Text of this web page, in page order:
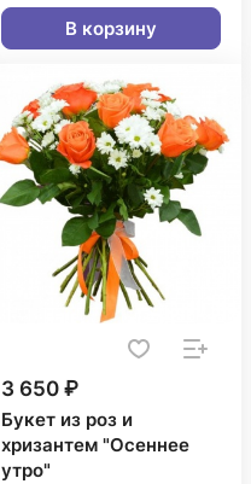
В корзину
3 650 ₽
Букет из роз и
хризантем "Осеннее
утро"